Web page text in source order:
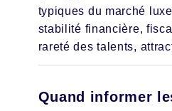
typiques du marché
stabilité financière,
rareté des talents,
Quand informer